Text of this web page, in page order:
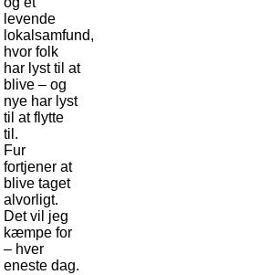
levende
lokalsamfund,
hvor folk
har lyst til at
blive – og
nye har lyst
til at flytte
til.
Fur
fortjener at
blive taget
alvorligt.
Det vil jeg
kæmpe for
– hver
eneste dag.